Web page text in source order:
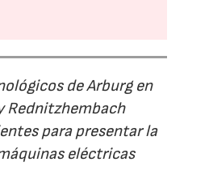
de Arburg en
Rednitzhembach
para presentar la
eléctricas